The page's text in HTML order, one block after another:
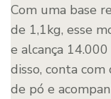
Com uma base
de 1,1kg, esse
e alcança
disso, conta
de pó e